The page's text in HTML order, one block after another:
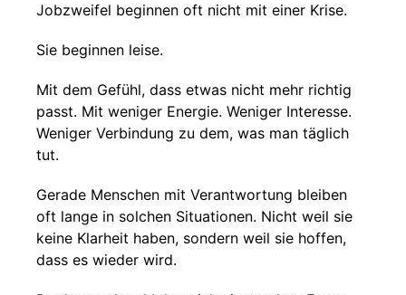
Jobzweifel beginnen oft nicht mit einer Krise.
Sie beginnen leise.
Mit dem Gefühl, dass etwas nicht mehr richtig
passt. Mit weniger Energie. Weniger Interesse.
Weniger Verbindung zu dem, was man täglich
tut.
Gerade Menschen mit Verantwortung bleiben
oft lange in solchen Situationen. Nicht weil sie
keine Klarheit haben, sondern weil sie hoffen,
dass es wieder wird.